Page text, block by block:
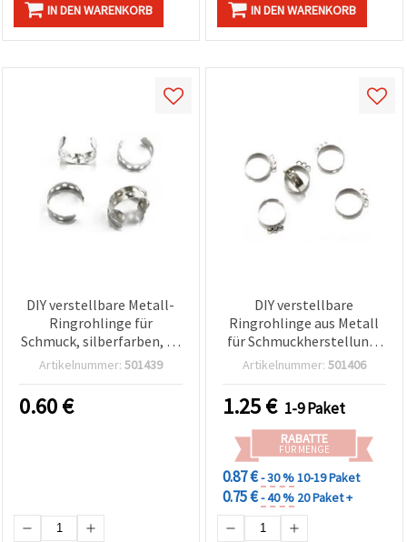
IN DEN WARENKORB IN DEN WARENKORB
DIY verstellbare Metall-
Ringrohlinge für
Schmuck, silberfarben, 18
x 6 mm – 10 Stück
Artikelnummer: 501439
0.60€
DIY verstellbare
Ringrohlinge aus Metall
für Schmuckherstellung,
silberfarben, 18 mm, mit
Artikelnummer: 501406
1.25€ 1-9 Paket
RABATTE
FÜR MENGE
0.87 €- 30 %10-19 Paket
0.75 €- 40 % 20 Paket +